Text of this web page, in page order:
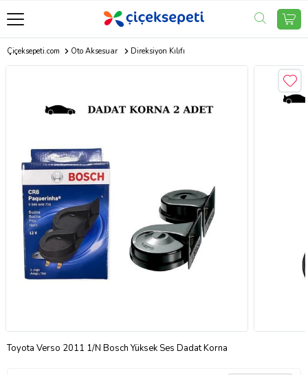
Çiçeksepeti.com Oto Aksesuar Direksiyon Kılıfı
Toyota Verso 2011 1/N Bosch Yüksek Ses Dadat Korna